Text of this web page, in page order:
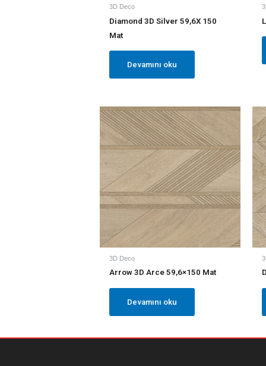
3D Deco
Diamond 3D Silver 59,6X 150
Mat
Devamını oku
3D Deco
Arrow 3D Arce 59,6×150 Mat
Devamını oku